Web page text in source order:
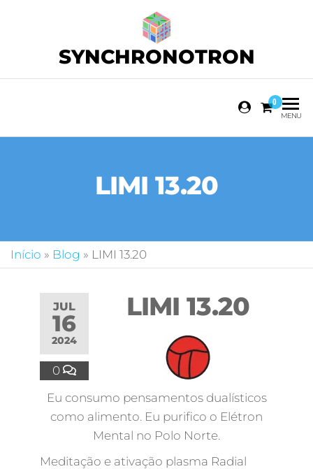
SYNCHRONOTRON
0
MENU
LIMI 13.20
Início » Blog » LIMI 13.20
JUL
16
2024
0
LIMI 13.20
Eu consumo pensamentos dualísticos
como alimento. Eu purifico o Elétron
Mental no Polo Norte.
Meditação e ativação plasma Radial